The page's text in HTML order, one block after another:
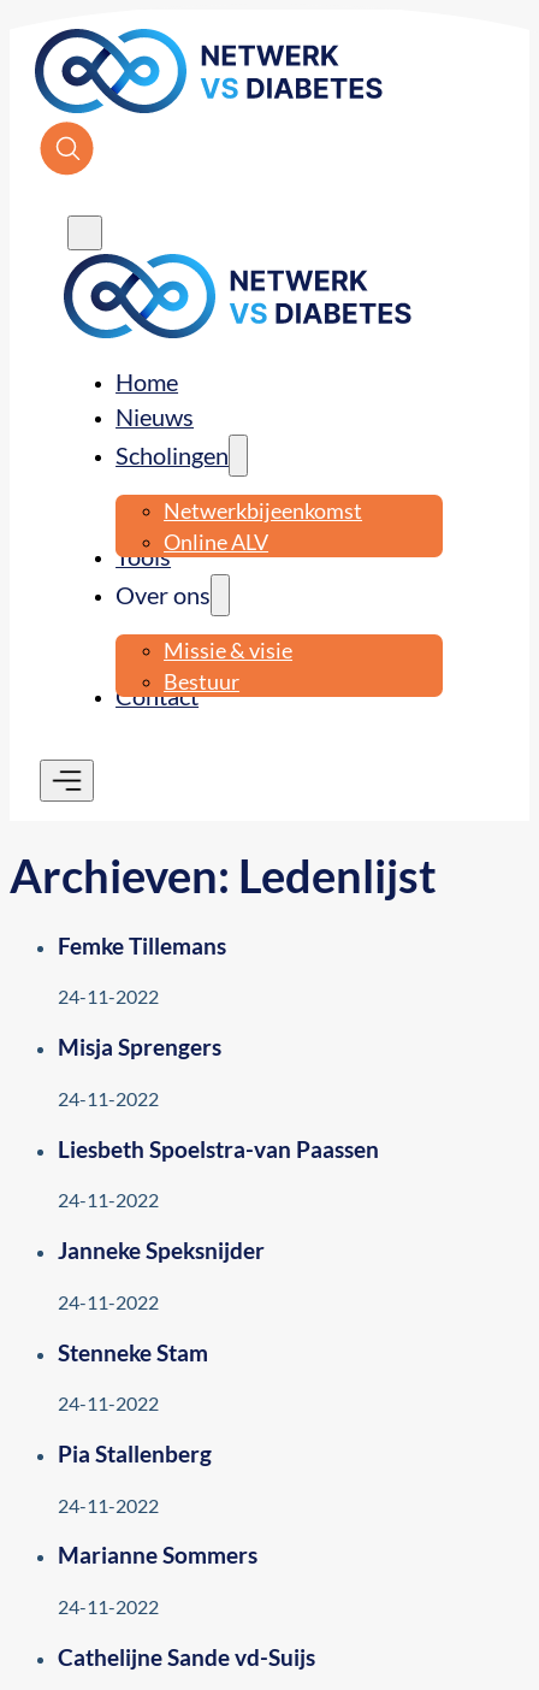
Home
Nieuws
Scholingen
Netwerkbijeenkomst
Online ALV
Tools
Over ons
Missie & visie
Bestuur
Contact
Archieven: Ledenlijst
Femke Tillemans
24-11-2022
Misja Sprengers
24-11-2022
Liesbeth Spoelstra-van Paassen
24-11-2022
Janneke Speksnijder
24-11-2022
Stenneke Stam
24-11-2022
Pia Stallenberg
24-11-2022
Marianne Sommers
24-11-2022
Cathelijne Sande vd-Suijs